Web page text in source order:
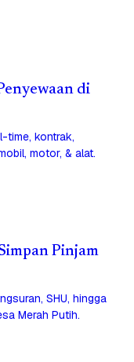
di
time, kontrak,
motor, & alat.
Pinjam
SHU, hingga
Merah Putih.